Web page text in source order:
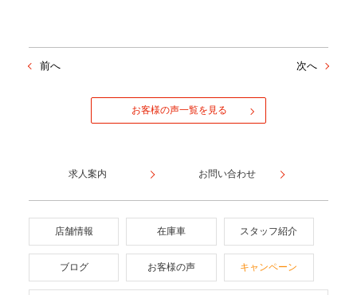
前へ 次へ
お客様の声一覧を見る
求人案内 お問い合わせ
店舗情報 在庫車 スタッフ紹介
ブログ お客様の声 キャンペーン